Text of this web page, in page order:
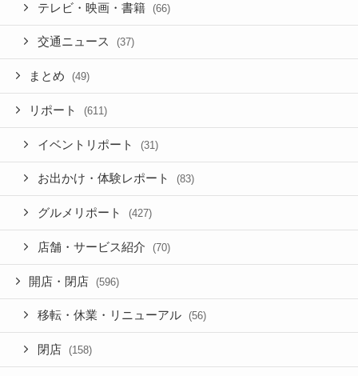
テレビ・映画・書籍 (66)
交通ニュース (37)
まとめ (49)
リポート (611)
イベントリポート (31)
お出かけ・体験レポート (83)
グルメリポート (427)
店舗・サービス紹介 (70)
開店・閉店 (596)
移転・休業・リニューアル (56)
閉店 (158)